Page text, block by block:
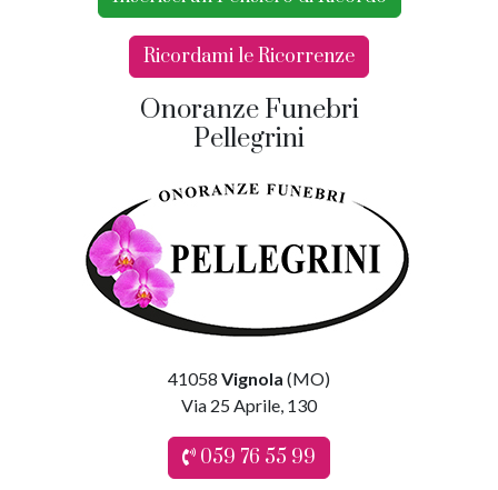
Ricordami le Ricorrenze
Onoranze Funebri
Pellegrini
41058 Vignola (MO)
Via 25 Aprile, 130
059 76 55 99